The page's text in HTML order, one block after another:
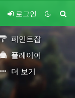
로그인
페인트잡
플레이어
더 보기